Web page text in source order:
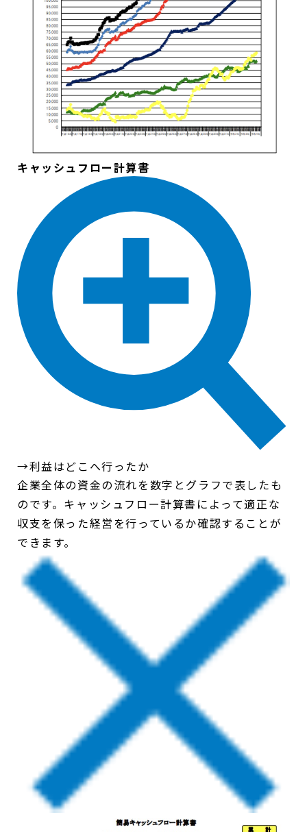
キャッシュフロー計算書
→利益はどこへ行ったか
企業全体の資金の流れを数字とグラフで表したも
のです。キャッシュフロー計算書によって適正な
収支を保った経営を行っているか確認することが
できます。